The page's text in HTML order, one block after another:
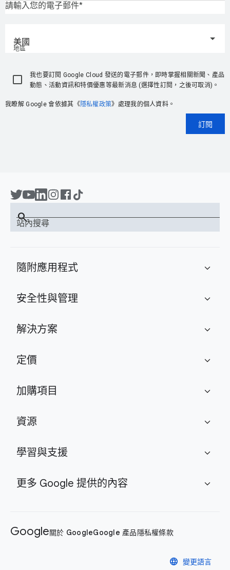
請輸入您的電子郵件
地區
美國
我也要訂閱 Google Cloud 發送的電子郵件，即時掌握相關新聞、產品
動態、活動資訊和特價優惠等最新消息 (選擇性訂閱，之後可取消)。
我瞭解 Google 會依據其《隱私權政策》處理我的個人資料。
訂閱
站內搜尋
search
隨附應用程式 expand_more
安全性與管理 expand_more
解決方案 expand_more
定價 expand_more
加購項目 expand_more
資源 expand_more
學習與支援 expand_more
更多 Google 提供的內容 expand_more
Google關於 GoogleGoogle 產品隱私權條款
language 變更語言